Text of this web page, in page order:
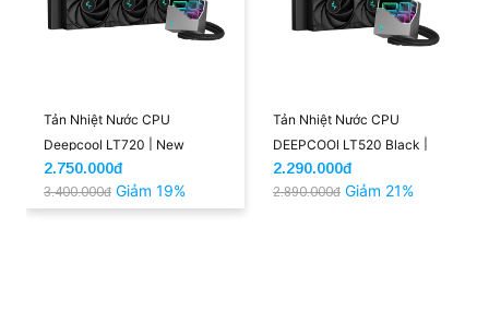
Tản Nhiệt Nước CPU
Deepcool LT720 | New
2.750.000đ
3.400.000đ Giảm 19%
Tản Nhiệt Nước CPU
DEEPCOOl LT520 Black |
New
2.290.000đ
2.890.000đ Giảm 21%